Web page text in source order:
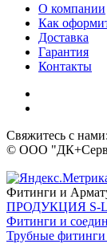
О компании
Как
Доставка
Гарантия
Контакты
Свяжитесь с нами:
© ООО
Фитинги и
ПРОДУКЦИЯ S-
Фитинги и
Трубные